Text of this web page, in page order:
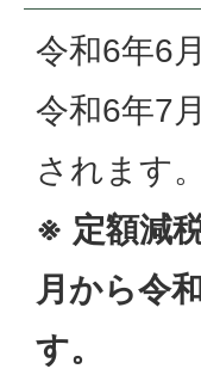
令和6年6
令和6年7
されます。
※ 定額減
月から令
す。